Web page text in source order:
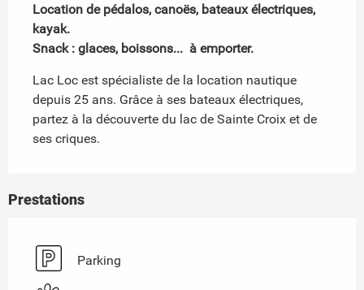
Location de pédalos, canoës, bateaux électriques,
kayak.
Snack : glaces, boissons...  à emporter.
Lac Loc est spécialiste de la location nautique
depuis 25 ans. Grâce à ses bateaux électriques,
partez à la découverte du lac de Sainte Croix et de
ses criques.
Prestations
Parking